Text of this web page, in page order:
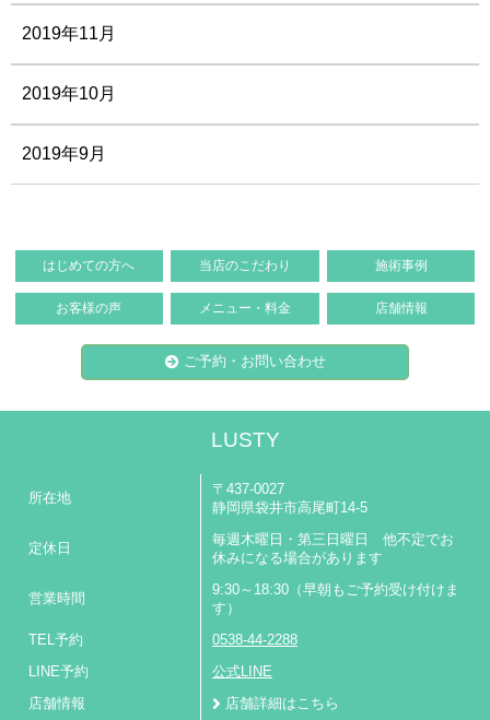
2019年11月
2019年10月
2019年9月
はじめての方へ 当店のこだわり 施術事例
お客様の声 メニュー・料金 店舗情報
ご予約・お問い合わせ
LUSTY
所在地
〒437-0027
静岡県袋井市高尾町14-5
定休日
毎週木曜日・第三日曜日 他不定でお
休みになる場合があります
営業時間
9:30～18:30（早朝もご予約受け付けま
す）
TEL予約 0538-44-2288
LINE予約 公式LINE
店舗情報 店舗詳細はこちら